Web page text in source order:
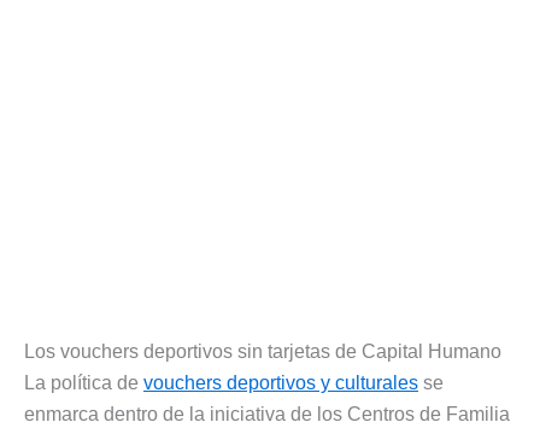
Los vouchers deportivos sin tarjetas de Capital Humano
La política de vouchers deportivos y culturales se
enmarca dentro de la iniciativa de los Centros de Familia